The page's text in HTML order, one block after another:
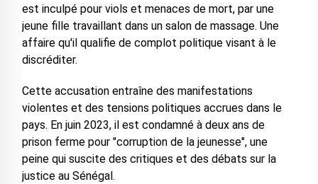
est inculpé pour viols et menaces de mort, par une
jeune fille travaillant dans un salon de massage. Une
affaire qu'il qualifie de complot politique visant à le
discréditer.
Cette accusation entraîne des manifestations
violentes et des tensions politiques accrues dans le
pays. En juin 2023, il est condamné à deux ans de
prison ferme pour "corruption de la jeunesse", une
peine qui suscite des critiques et des débats sur la
justice au Sénégal.